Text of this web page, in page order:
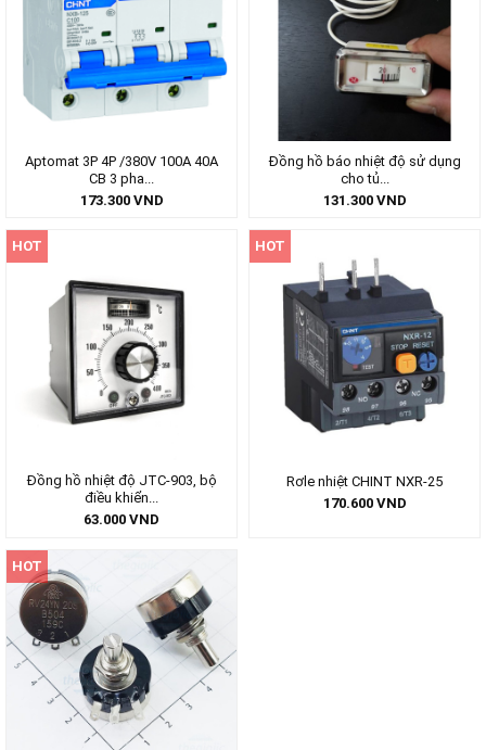
Aptomat 3P 4P /380V 100A 40A
CB 3 pha...
173.300 VND
Đồng hồ báo nhiệt độ sử dụng
cho tủ...
131.300 VND
HOT
Đồng hồ nhiệt độ JTC-903, bộ
điều khiển...
63.000 VND
HOT
Rơle nhiệt CHINT NXR-25
170.600 VND
HOT